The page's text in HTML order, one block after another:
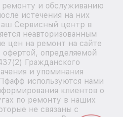
ремонту и обслуживанию
истечения на них
Сервисный центр в
неавторизованным
цен на ремонт на сайте
офертой, определяемой
Гражданского
и упоминания
используются нами
клиентов о
по ремонту в наших
не связаны с